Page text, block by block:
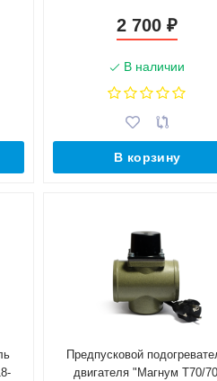
2 700₽
В наличии
В корзину
Предпусковой
двигателя "Магнум Т70/